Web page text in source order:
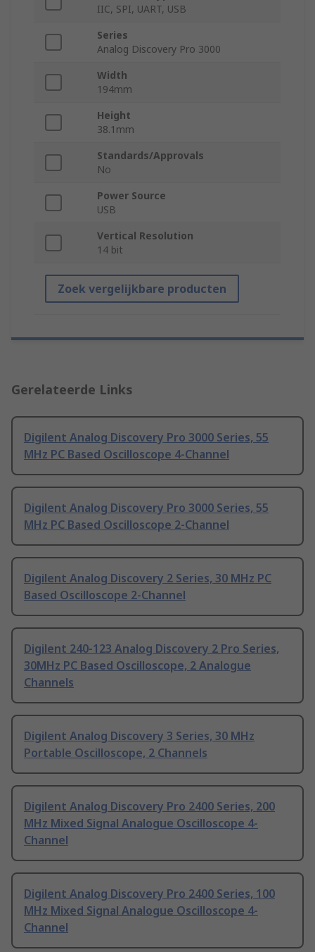
IIC, SPI, UART, USB
Series
Analog Discovery Pro 3000
Width
194mm
Height
38.1mm
Standards/Approvals
No
Power Source
USB
Vertical Resolution
14 bit
Zoek vergelijkbare producten
Gerelateerde Links
Digilent Analog Discovery Pro 3000 Series, 55
MHz PC Based Oscilloscope 4-Channel
Digilent Analog Discovery Pro 3000 Series, 55
MHz PC Based Oscilloscope 2-Channel
Digilent Analog Discovery 2 Series, 30 MHz PC
Based Oscilloscope 2-Channel
Digilent 240-123 Analog Discovery 2 Pro Series,
30MHz PC Based Oscilloscope, 2 Analogue
Channels
Digilent Analog Discovery 3 Series, 30 MHz
Portable Oscilloscope, 2 Channels
Digilent Analog Discovery Pro 2400 Series, 200
MHz Mixed Signal Analogue Oscilloscope 4-
Channel
Digilent Analog Discovery Pro 2400 Series, 100
MHz Mixed Signal Analogue Oscilloscope 4-
Channel